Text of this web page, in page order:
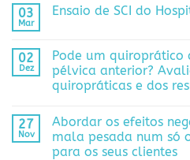
03
Mar
Ensaio de SCI do
02
Dez
Pode um quiroprático
pélvica anterior?
quiropráticas e dos
27
Nov
Abordar os efeitos
mala pesada num só
para os seus clientes